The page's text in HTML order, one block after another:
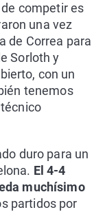
competir es
una vez
de Correa para
Sorloth y
con un
tenemos
duro para un
El 4-4
muchísimo
partidos por